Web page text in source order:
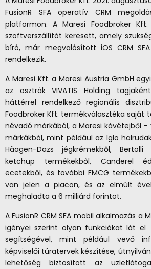
FusionR SFA operatív CRM
platformon. A Maresi Foodbroker
szoftverszállítót keresett, amely
bíró, már megvalósított iOS CRM
rendelkezik.
A Maresi Kft. a Maresi Austria GmbH
az osztrák VIVATIS Holding
háttérrel rendelkező regionális
Foodbroker Kft. termékválasztéka saját
névadó márkából, a Maresi kávétejből
márkákból, mint például az Iglo
Häagen-Dazs jégkrémekből, Bertolli
ketchup termékekből, Canderel
ecetekből, és további FMCG
van jelen a piacon, és az elmúlt
meghaladta a 6 milliárd forintot.
A FusionR CRM SFA mobil alkalmazás a
igényei szerint olyan funkciókat lát el
segítségével, mint például vevő
képviselői túratervek készítése,
lehetőség biztosított az